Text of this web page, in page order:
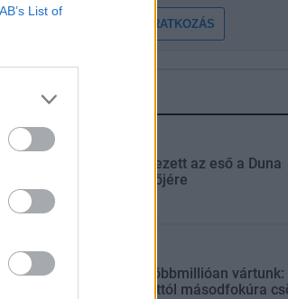
List of
FELIRATKOZÁS
LEGFRISSEBB
Megérkezett az eső a Duna
vízgyűjtőjére
Amire többmillióan vártunk:
szombattól másodfokúra